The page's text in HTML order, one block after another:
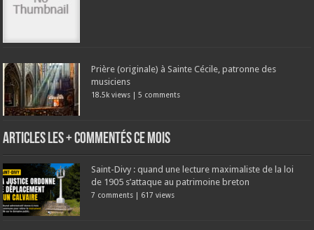
Prière (originale) à Sainte Cécile, patronne des
musiciens
18.5k views |5 comments
Articles les + commentés ce mois
Saint-Divy : quand une lecture maximaliste de la loi
de 1905 s’attaque au patrimoine breton
7 comments | 617 views